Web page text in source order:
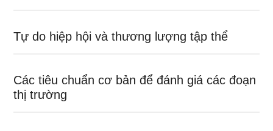
Tự do hiệp hội và thương lượng tập thể
Các tiêu chuẩn cơ bản để đánh giá các đoạn
thị trường